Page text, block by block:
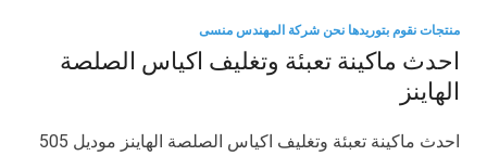
منتجات نقوم بتوريدها نحن شركة المهندس منسى
احدث ماكينة تعبئة وتغليف اكياس الصلصة
الهاينز
احدث ماكينة تعبئة وتغليف اكياس الصلصة الهاينز موديل 505